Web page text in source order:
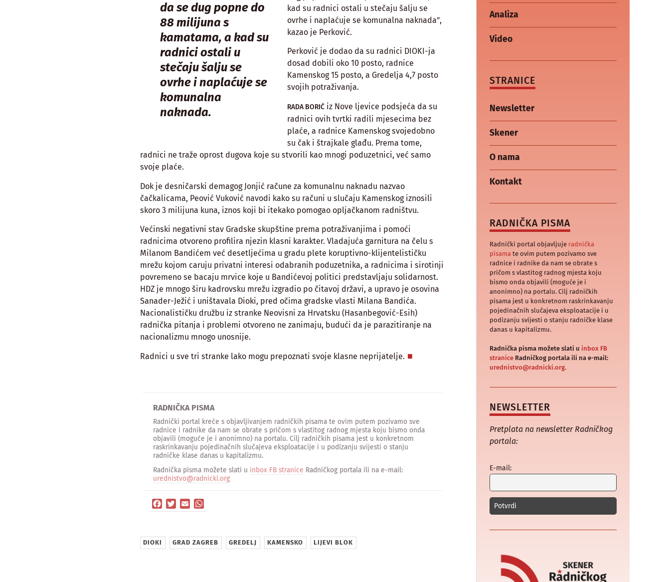
da se dug popne do
88 milijuna s
kamatama, a kad su
radnici ostali u
stečaju šalju se
ovrhe i naplaćuje se
komunalna
naknada.
kad su radnici ostali u stečaju šalju se
ovrhe i naplaćuje se komunalna naknada”,
kazao je Perković.
Perković je dodao da su radnici DIOKI-ja
dosad dobili oko 10 posto, radnice
Kamenskog 15 posto, a Gredelja 4,7 posto
svojih potraživanja.
RADA BORIĆ iz Nove ljevice podsjeća da su
radnici ovih tvrtki radili mjesecima bez
plaće, a radnice Kamenskog svojedobno
su čak i štrajkale glađu. Prema tome,
radnici ne traže oprost dugova koje su stvorili kao mnogi poduzetnici, već samo
svoje plaće.
Dok je desničarski demagog Jonjić račune za komunalnu naknadu nazvao
čačkalicama, Peović Vuković navodi kako su računi u slučaju Kamenskog iznosili
skoro 3 milijuna kuna, iznos koji bi itekako pomogao opljačkanom radništvu.
Većinski negativni stav Gradske skupštine prema potraživanjima i pomoći
radnicima otvoreno profilira njezin klasni karakter. Vladajuća garnitura na čelu s
Milanom Bandićem već desetljećima u gradu plete koruptivno-klijentelističku
mrežu kojom caruju privatni interesi odabranih poduzetnika, a radnicima i sirotinji
povremeno se bacaju mrvice koje u Bandićevoj politici predstavljaju solidarnost.
HDZ je mnogo širu kadrovsku mrežu izgradio po čitavoj državi, a upravo je osovina
Sanader-Ježić i uništavala Dioki, pred očima gradske vlasti Milana Bandića.
Nacionalističku družbu iz stranke Neovisni za Hrvatsku (Hasanbegović-Esih)
radnička pitanja i problemi otvoreno ne zanimaju, budući da je parazitiranje na
nacionalizmu mnogo unosnije.
Radnici u sve tri stranke lako mogu prepoznati svoje klasne neprijatelje.
RADNIČKA PISMA
Radnički portal kreće s objavljivanjem radničkih pisama te ovim putem pozivamo sve
radnice i radnike da nam se obrate s pričom s vlastitog radnog mjesta koju bismo onda
objavili (moguće je i anonimno) na portalu. Cilj radničkih pisama jest u konkretnom
raskrinkavanju pojedinačnih slučajeva eksploatacije i u podizanju svijesti o stanju
radničke klase danas u kapitalizmu.
Radnička pisma možete slati u inbox FB stranice Radničkog portala ili na e-mail:
urednistvo@radnicki.org
Facebook
TwitterEmail
DIOKI GRAD ZAGREB GREDELJ KAMENSKO LIJEVI BLOK
Analiza
Video
STRANICE
Newsletter
Skener
O nama
Kontakt
RADNIČKA PISMA
Radnički portal objavljuje radnička
pisama te ovim putem pozivamo sve
radnice i radnike da nam se obrate s
pričom s vlastitog radnog mjesta koju
bismo onda objavili (moguće je i
anonimno) na portalu. Cilj radničkih
pisama jest u konkretnom raskrinkavanju
pojedinačnih slučajeva eksploatacije i u
podizanju svijesti o stanju radničke klase
danas u kapitalizmu.
Radnička pisma možete slati u inbox FB
straniceRadničkog portala ili na e-mail:
urednistvo@radnicki.org.
NEWSLETTER
Pretplata na newsletter Radničkog
portala:
E-mail: